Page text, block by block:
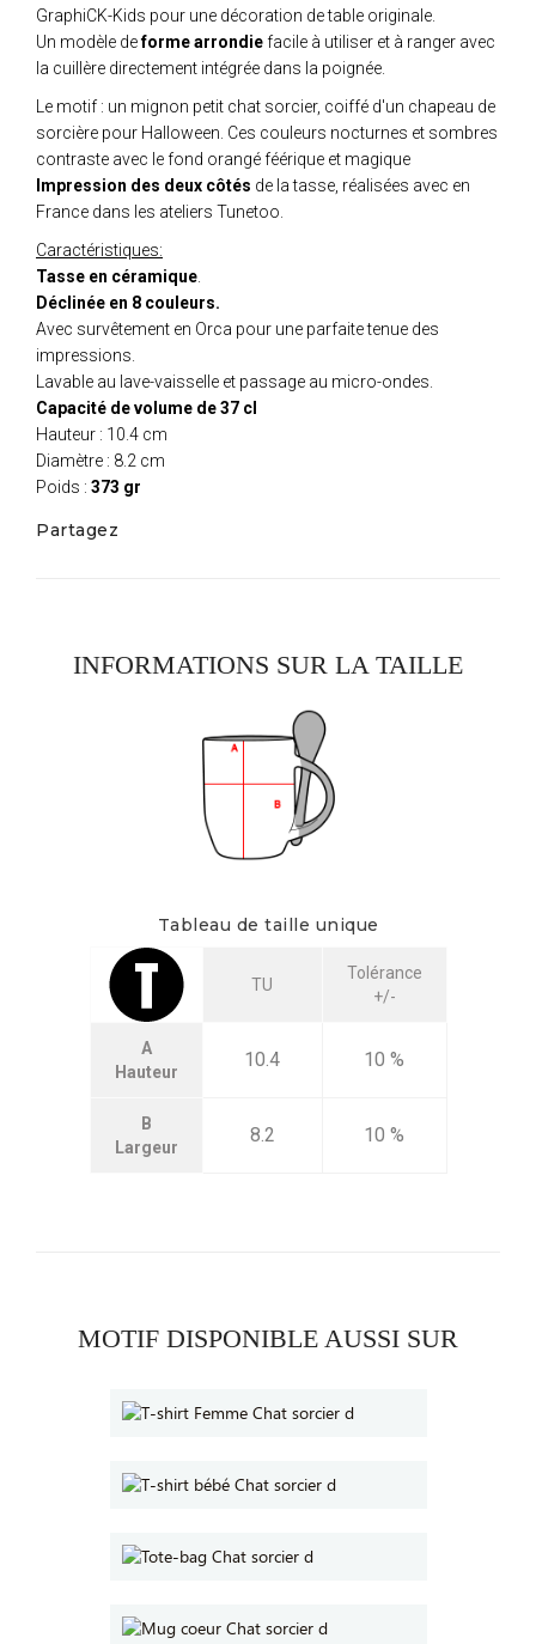
GraphiCK-Kids pour une décoration de table originale.
Un modèle deforme arrondiefacile à utiliser et à ranger avec
la cuillère directement intégrée dans la poignée.
Le motif : un mignon petit chat sorcier, coiffé d'un chapeau de
sorcière pour Halloween. Ces couleurs nocturnes et sombres
contraste avec le fond orangé féérique et magique
Impression des deux côtés de la tasse, réalisées avec en
France dans les ateliers Tunetoo.
Caractéristiques:
Tasse en céramique
Déclinée en 8 couleurs.
Avec survêtement en Orca pour une parfaite tenue des
impressions.
Lavable au lave-vaisselle et passage au micro-ondes.
Capacité de volume de 37 cl
Hauteur : 10.4 cm
Diamètre : 8.2 cm
Poids : 373 gr
Partagez
INFORMATIONS SUR LA TAILLE
Tableau de taille unique
TU
Tolérance
+/-
A
Hauteur
10.4 10 %
B
Largeur
8.2 10 %
MOTIF DISPONIBLE AUSSI SUR